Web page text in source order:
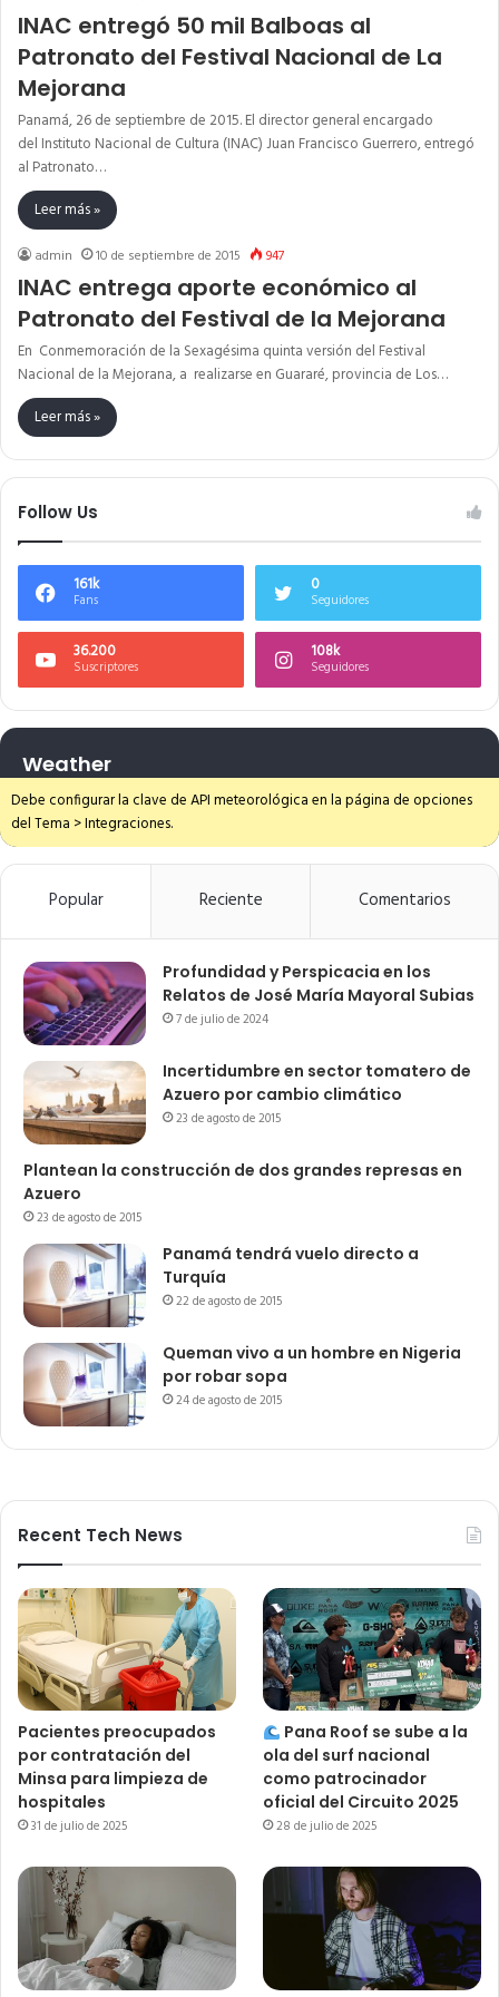
INAC entregó 50 mil Balboas al
Patronato del Festival Nacional de La
Mejorana
Panamá, 26 de septiembre de 2015. El director general encargado
del Instituto Nacional de Cultura (INAC) Juan Francisco Guerrero, entregó
al Patronato…
Leer más »
admin 10 de septiembre de 2015 947
INAC entrega aporte económico al
Patronato del Festival de la Mejorana
En Conmemoración de la Sexagésima quinta versión del Festival
Nacional de la Mejorana, a realizarse en Guararé, provincia de Los…
Leer más »
Follow Us
161k
Fans
0
Seguidores
36.200
Suscriptores
108k
Seguidores
Weather
Debe configurar la clave de API meteorológica en la página de opciones
del Tema > Integraciones.
Popular Reciente Comentarios
Profundidad y Perspicacia en los
Relatos de José María Mayoral Subias
7 de julio de 2024
Incertidumbre en sector tomatero de
Azuero por cambio climático
23 de agosto de 2015
Plantean la construcción de dos grandes represas en
Azuero
23 de agosto de 2015
Panamá tendrá vuelo directo a
Turquía
22 de agosto de 2015
Queman vivo a un hombre en Nigeria
por robar sopa
24 de agosto de 2015
Recent Tech News
Pacientes preocupados
por contratación del
Minsa para limpieza de
hospitales
31 de julio de 2025
Pana Roof se sube a la
ola del surf nacional
como patrocinador
oficial del Circuito 2025
28 de julio de 2025